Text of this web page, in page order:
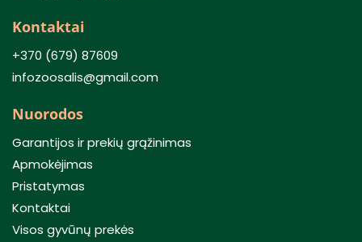
Kontaktai
+370 (679) 87609
infozoosalis@gmail.com
Nuorodos
Garantijos ir prekių grąžinimas
Apmokėjimas
Pristatymas
Kontaktai
Visos gyvūnų prekės